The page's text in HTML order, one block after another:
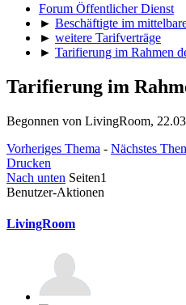
Forum Öffentlicher Dienst
► Beschäftigte im
► weitere Tarifverträge
► Tarifierung im Rahmen
Tarifierung im
Begonnen von LivingRoom,
Vorheriges Thema - Nächstes
Drucken
Nach unten Seiten1
Benutzer-Aktionen
LivingRoom